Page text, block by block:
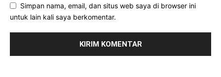
Simpan nama, email, dan situs web saya di browser ini
untuk lain kali saya berkomentar.